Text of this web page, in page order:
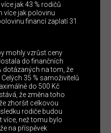
jak 43 % rodičů
více jak polovinu
financí zaplatí 31
mohly vzrůst ceny
do finančních
dotázaných na tom, že
35 % samoživitelů
do 500 Kč
že změna toho
zhoršit celkovou
rodiče budou
více, než tomu bylo
na příspěvek